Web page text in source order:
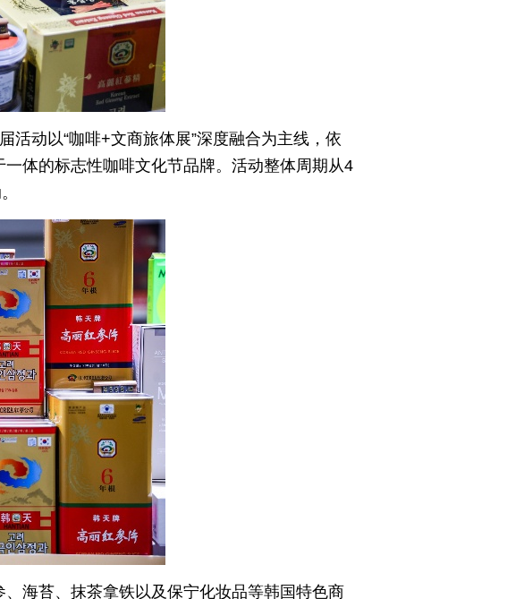
动以“咖啡+文商旅体展”深度融合为主线，依
体的标志性咖啡文化节品牌。活动整体周期从4
海苔、抹茶拿铁以及保宁化妆品等韩国特色商